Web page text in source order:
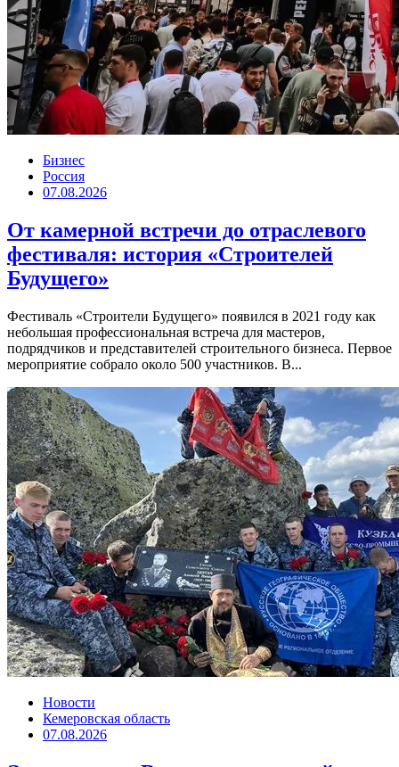
Бизнес
Россия
07.08.2026
От камерной встречи до отраслевого
фестиваля: история «Строителей
Будущего»
Фестиваль «Строители Будущего» появился в 2021 году как
небольшая профессиональная встреча для мастеров,
подрядчиков и представителей строительного бизнеса. Первое
мероприятие собрало около 500 участников. В...
Новости
Кемеровская область
07.08.2026